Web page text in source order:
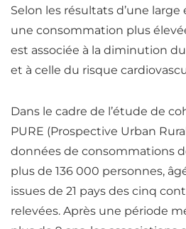
Selon les résultats d’une
une consommation plus
est associée à la diminution
et à celle du risque
Dans le cadre de l’étude de
PURE (Prospective Urban
données de consommations
plus de 136 000 personnes,
issues de 21 pays des cinq
relevées. Après une période